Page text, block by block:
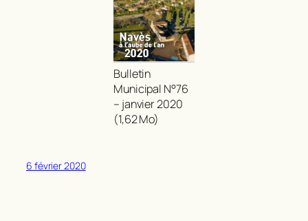
Bulletin
Municipal N°76
– janvier 2020
(1,62 Mo)
6 février 2020